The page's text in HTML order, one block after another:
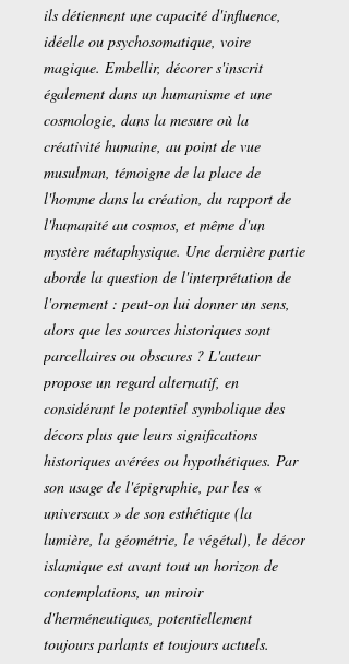
ils détiennent une capacité d'influence,
idéelle ou psychosomatique, voire
magique. Embellir, décorer s'inscrit
également dans un humanisme et une
cosmologie, dans la mesure où la
créativité humaine, au point de vue
musulman, témoigne de la place de
l'homme dans la création, du rapport de
l'humanité au cosmos, et même d'un
mystère métaphysique. Une dernière partie
aborde la question de l'interprétation de
l'ornement : peut-on lui donner un sens,
alors que les sources historiques sont
parcellaires ou obscures ? L'auteur
propose un regard alternatif, en
considérant le potentiel symbolique des
décors plus que leurs significations
historiques avérées ou hypothétiques. Par
son usage de l'épigraphie, par les «
universaux » de son esthétique (la
lumière, la géométrie, le végétal), le décor
islamique est avant tout un horizon de
contemplations, un miroir
d'herméneutiques, potentiellement
toujours parlants et toujours actuels.